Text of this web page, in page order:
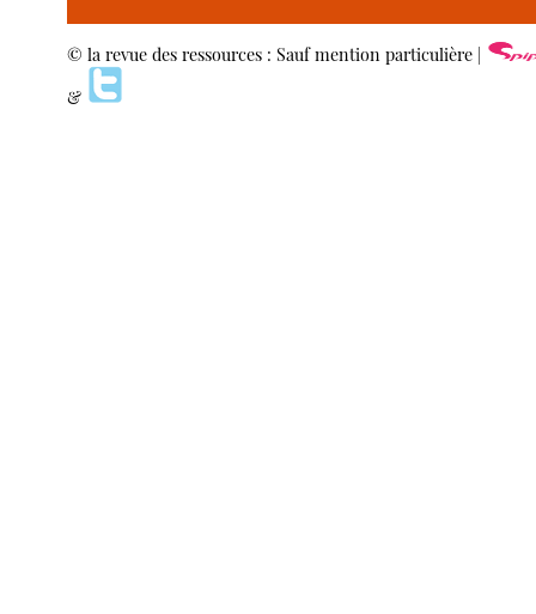
© la revue des ressources : Sauf mention particulière |
&